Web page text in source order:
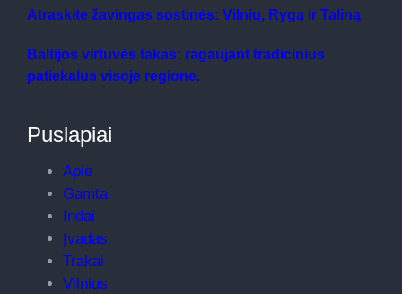
Atraskite žavingas sostinės: Vilnių, Rygą ir Taliną
Baltijos virtuvės takas: ragaujant tradicinius
patiekalus visoje regione.
Puslapiai
Apie
Gamta
Indai
Įvadas
Trakai
Vilnius